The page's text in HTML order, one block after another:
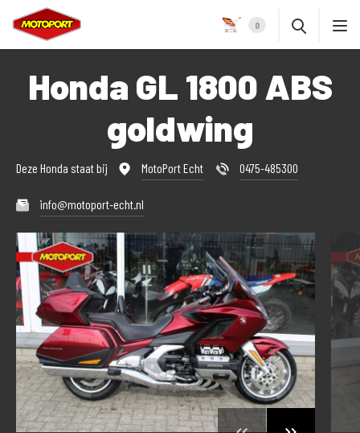
0
Honda GL 1800 ABS
goldwing
Deze Honda staat bij MotoPort Echt 0475-485300
info@motoport-echt.nl